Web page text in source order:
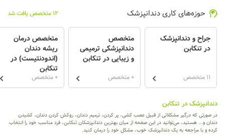
حوزه‌های کاری دندانپزشک 12 متخصص یافت شد
جراح و دندانپزشک
در تنکابن
11 متخصص
متخصص
دندانپزشکی ترمیمی
و زیبایی در تنکابن
0 متخصص
متخصص درمان
ریشه دندان
(اندودنتیست) در
تنکابن
0 متخصص
دندانپزشک در تنکابن
در صورتی که درگیر مشکلاتی از قبیل عصب کشی، پر کردن، ترمیم دندان، روکش کردن دندان، کشیدن
دندان و... هستید، می‌توانید در این صفحه از میان بهترین دندانپزشکان تنکابن، فرد مناسب خود را انتخاب
کرده و با مراجعه به یک دندانپزشک خوب، مشکل خود را درمان کنید.